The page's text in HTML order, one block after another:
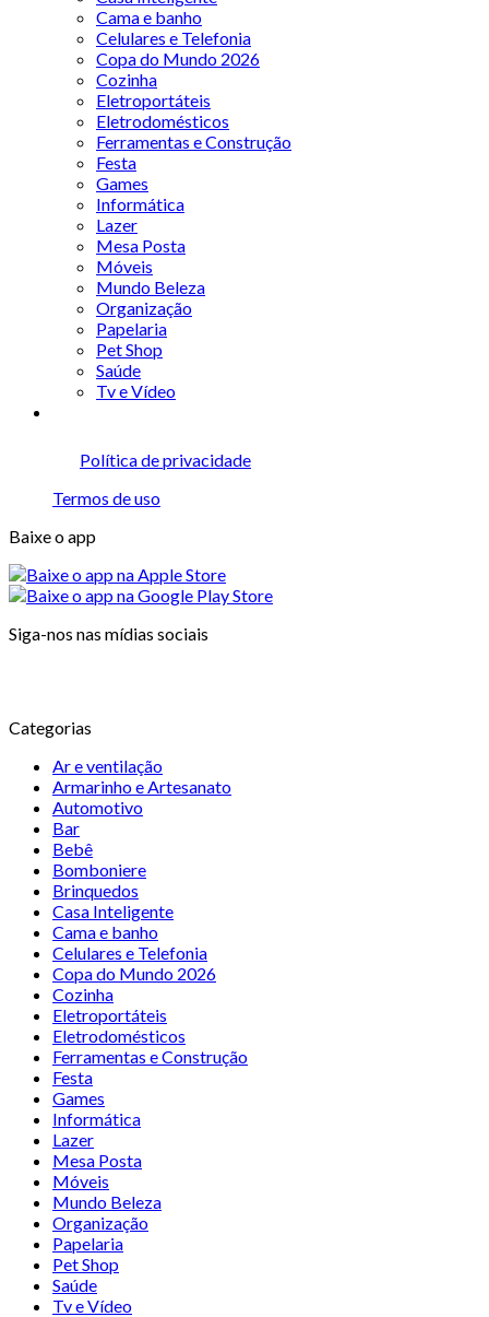
Cama e banho
Celulares e Telefonia
Copa do Mundo 2026
Cozinha
Eletroportáteis
Eletrodomésticos
Ferramentas e Construção
Festa
Games
Informática
Lazer
Mesa Posta
Móveis
Mundo Beleza
Organização
Papelaria
Pet Shop
Saúde
Tv e Vídeo
Política de privacidade
Termos de uso
Baixe o app
Siga-nos nas mídias sociais
Categorias
Ar e ventilação
Armarinho e Artesanato
Automotivo
Bar
Bebê
Bomboniere
Brinquedos
Casa Inteligente
Cama e banho
Celulares e Telefonia
Copa do Mundo 2026
Cozinha
Eletroportáteis
Eletrodomésticos
Ferramentas e Construção
Festa
Games
Informática
Lazer
Mesa Posta
Móveis
Mundo Beleza
Organização
Papelaria
Pet Shop
Saúde
Tv e Vídeo